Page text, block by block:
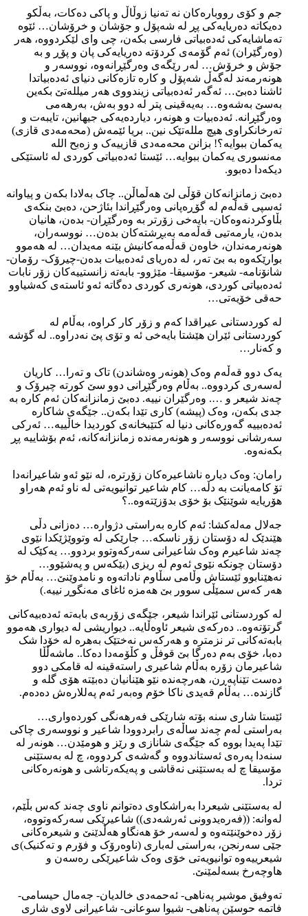
جم و کۆی رووبارەکان نە تەنیا زوڵاڵ و پاکی دەکات، بەڵکو
دەیکاتە دەریایەکی پڕ لە شەپۆل و جۆشان و خرۆشان… ئێوە
تەماشایەکی ئەدەبیاتی فارسی بکەن، چی وای لێکردووە، هەر
(وەرگێران) ئەم گۆمەی کردۆتە دەریایەکی پان و پۆڕ و بە
جۆش و خرۆش… لەر رێگەی وەرگێڕانەوە، نووسەر و
هونەرمەند لەگەڵ شەپۆل و کارە تازەکانی دنیای ئەدەبیاتدا
ئاشنا دەبێ… ئەگەر ئەدەبیاتی زیندووی هەر میللەتێ بکەین
بەسێ بەشەوە… بەیەقینی پتر لە دوو بەش، بەرهەمی
وەرگێڕانە. ئەدەبیات و هونەر، دیاردەیەکی جیهانین، تایبەت و
تەرخانکراوی هیچ مللەتێک نین.. بریا ئێمەش (محەمەدی قازی)
یەکمان ببوایە؟! بزانن محەمەدی قازییەک و زەبح اللە
مەنسوری یەکمان ببوایە… ئێستا ئەدەبیاتی کوردی لە ئاستێکی
دیکەدا دەبوو.
دەبێ زمانزانەکان قۆڵی لێ هەڵماڵن.. چاک بەلادا بکەن و پیاوانە
ئەسپی قەڵەم لە گۆڕەپانی وەرگێڕاندا بئاژحن، دەبێ بنکەی
بڵاوکردنەوەکان- بایەخی زۆرتر بە وەرگێڕان- بدەن، هانیان
بدەن، یارمەتیی قەڵەمە بەبڕشتەکان بدەن… نووسەران،
هونەرمەندان، خاوەن قەڵەمەکانیش بێنە مەیدان… لە هەموو
بوارێکەوە بە بێ تەر، لە دەریای ئەدەبیات بدەن-چیرۆک- رۆمان-
شانۆنامە- شیعر- مۆسیقا- مێژوو- بابەتە زانستییەکان زۆر نابات
ئەدەبیاتی کوردی، هونەری کوردی دەگاتە ئەو ئاستەی کەشیاوو
حەقی خۆیەتی…
لە کوردستانی عیراقدا کەم و زۆر کار کراوە، بەڵام لە
کوردستانی ئێران هێشتا بایەخی ئە و تۆی پێ نەدراوە.. لە گۆشە
و کەنار…
یەک دوو قەڵەم وەک (هونەر وەشاندن) تاک و تەرا… کاریان
لەسەری کردووە.. بەڵام وەرگێڕانی دوو سێ کورتە چیرۆک و
چەند شیعر و …. وەرگێران نییە. دەبێ زمانزانەکان ئەم کارە بە
جدی بکەن، وەک (پیشە) کاری تێدا بکەن.. جێگەی شاکارە
ئەدەبییە گەورەکانی دنیا لە کتێبخانەی کوردیدا خاڵییە… ئەرکی
سەرشانی نووسەر و هونەرمەندە زمانزانەکانە، ئەم بۆشاییە پڕ
بکەنەوە.
رامان: وەک دیارە ناشاعیرەکان زۆرترە، لە نێو ئەو شاعیرانەدا
تۆ کامەیانت بە دڵە… کام شاعیر توانیویەتی لە ناو ئەم هەراو
هۆریایە شوێنێک بۆ خۆی بدۆزێتەوە..؟
جەلال مەلەکشا: ئەم کارە بەراستی دژوارە… دەزانی دڵی
هێندێک لە دۆستان زۆر ناسکە… جارێکی لە وتووێژێکدا نێوی
چەند شاعیرم وەک شاعیرانی سەرکەوتوو بردوو… یەکێک لە
دۆستان چونکە نێوی ئەوم لە ریزی (بێکەس و پەشێوو…
نەهێنابوو ئێستاش وڵامی سڵاوم ناداتەوە و نامدوێنێ… بەڵام خۆ
هەر کەس سمێڵی سوور بێ هەمزە ئاغای مەنگوڕ نییە.)
لە کوردستانی ئێراندا شیعر، جێگەی زۆربەی بابەتە ئەدەبیەکانی
گرتۆتەوە.. دەرکەی شیعر ئاوەڵایە.. دیواریشی لە دیواری هەموو
بابەتەکانی تر نزمترە و هەرکەس نەختێک بەهرە لە خۆدا شک
دەبا، خۆی بەم دەرگا بێ قوفڵ و کڵۆمەدا دەکا.. ماشەڵڵا
شاعیرمان زۆرە بەڵام شاعیری راستەقینە لە قامکی دوو
دەست تێناپەڕن، هەرچەندە نێو هێنانیان دەبێتە هۆی گلە و
گازندە… بەڵام قەیدی ناکا خۆم وەبەر ئەم پەللارەش دەدەم.
ئێستا شاری سنە بۆتە شارێکی فەرهەنگی کوردەواری…
بەراستی لەم چەند ساڵەی رابردوودا شاعیر و نووسەری چاکی
تێدا پەیدا بووە کە جێگەی شانازی و رێز و هومێدن… هونەر لە
سنەدا پەرەی ئەستاندووە و گەشەی کردووە، چ لە بەستێنی
مۆسیقا چ لە بەستێنی نەقاشی و پەیکەرتاشی و هونەرەکانی
تردا.
لە بەستێنی شیعردا بەراشکاوی دەتوانم ناوی چەند کەس بڵێم،
لەوانە: ((فەرەیدوونی ئەرشەدی)) شاعیرێکی سەرکەوتووە،
زۆر دەخوێنێتەوە و لەسەر خۆ هەنگاو هەڵدێنێ و شیعرەکانی
جێی سەرنجن، بەراستی لەباری (ناوەرۆک و فۆرم و تەکنیک)ی
شیعرییەوە توانیویەتی خۆی وەک شاعیرێکی رەسەن و
هاوچەرخ بسەلمێنێ.
تەوفیق موشیر پەناهی- ئەحمەدی خالدیان- جەمال حیسامی-
فاتمە حوسێن پەناهی- شیوا سوعانی- شاعیرانی لاوی شاری